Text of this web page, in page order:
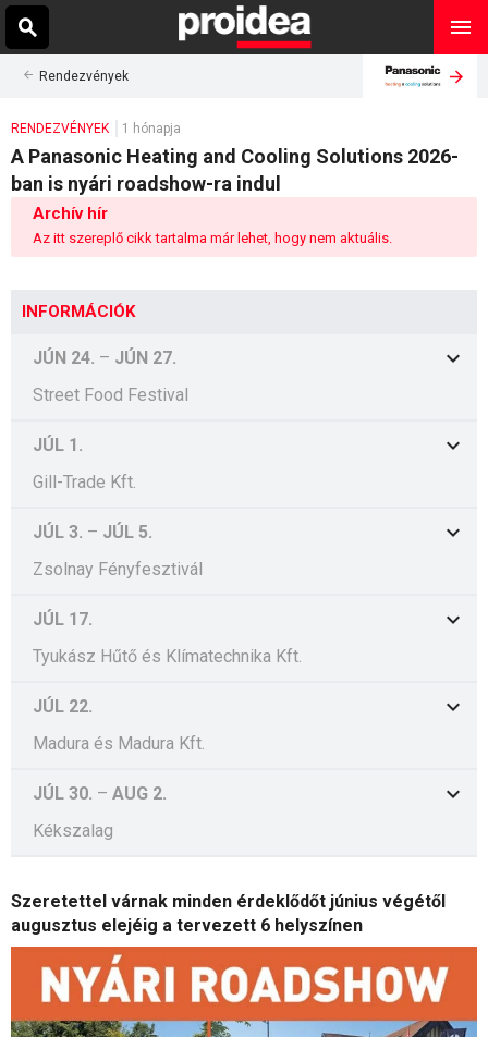
Rendezvények
RENDEZVÉNYEK 1 hónapja
A Panasonic Heating and Cooling Solutions 2026-
ban is nyári roadshow-ra indul
Archív hír
Az itt szereplő cikk tartalma már lehet, hogy nem aktuális.
INFORMÁCIÓK
JÚN 24. – JÚN 27.
Street Food Festival
JÚL 1.
Gill-Trade Kft.
JÚL 3. – JÚL 5.
Zsolnay Fényfesztivál
JÚL 17.
Tyukász Hűtő és Klímatechnika Kft.
JÚL 22.
Madura és Madura Kft.
JÚL 30. – AUG 2.
Kékszalag
Szeretettel várnak minden érdeklődőt június végétől
augusztus elejéig a tervezett 6 helyszínen